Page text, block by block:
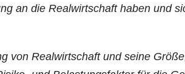
an die Real­wirt­schaft haben und
von Real­wirt­schaft und sei­ne